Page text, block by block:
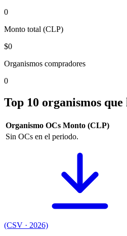
0
Monto total (CLP)
$0
Organismos compradores
0
Top 10 organismos
Organismo OCs Monto (CLP)
Sin OCs en el periodo.
(CSV · 2026)